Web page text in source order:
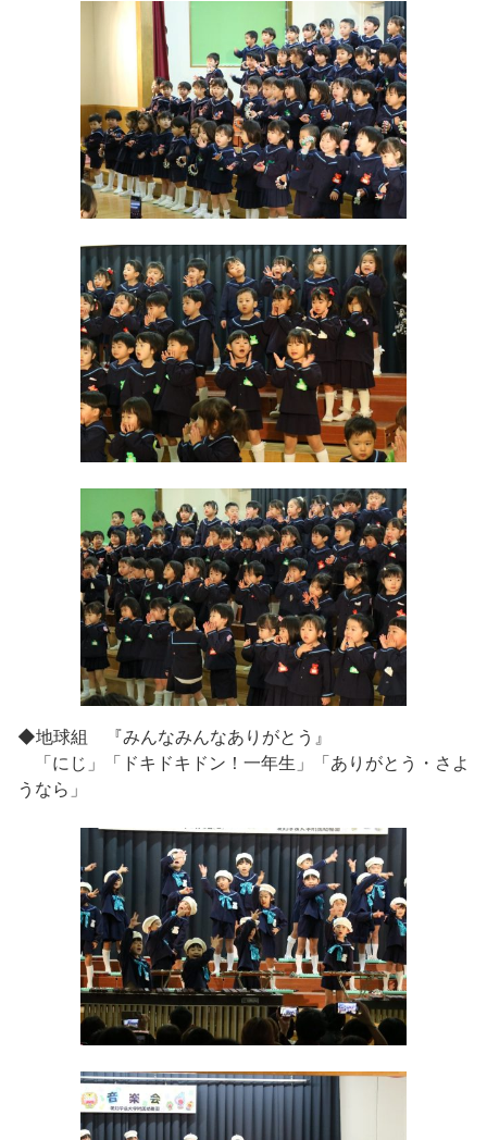
◆地球組 『みんなみんなありがとう』
「にじ」「ドキドキドン！一年生」「ありがとう・さよ
うなら」